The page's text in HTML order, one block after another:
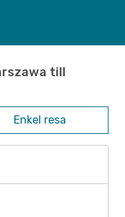
till
Enkel resa